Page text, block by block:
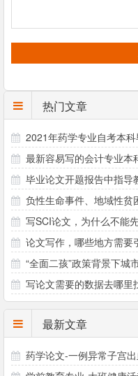
热门文章
2021年药学专业自考本科
最新容易写的会计专业本
33个题目）
毕业论文开题报告中指导
么写？负性生命事件、地域性贫
制研究 ——以大别山村为个
写SCI论文，为什么不能
接投稿？
论文写作，哪些地方需要
哪些注意事项？
“全面二孩”政策背景下城
差异研究
写论文需要的数据去哪里
最新文章
药学论文-一例异常子宫